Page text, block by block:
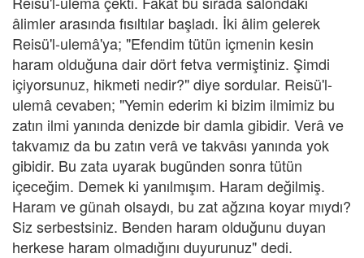
âlimler arasında fısıltılar başladı. İki âlim gelerek
Reisü'l-ulemâ'ya; "Efendim tütün içmenin kesin
haram olduğuna dair dört fetva vermiştiniz. Şimdi
içiyorsunuz, hikmeti nedir?" diye sordular. Reisü'l-
ulemâ cevaben; "Yemin ederim ki bizim ilmimiz bu
zatın ilmi yanında denizde bir damla gibidir. Verâ ve
takvamız da bu zatın verâ ve takvâsı yanında yok
gibidir. Bu zata uyarak bugünden sonra tütün
içeceğim. Demek ki yanılmışım. Haram değilmiş.
Haram ve günah olsaydı, bu zat ağzına koyar mıydı?
Siz serbestsiniz. Benden haram olduğunu duyan
herkese haram olmadığını duyurunuz" dedi.